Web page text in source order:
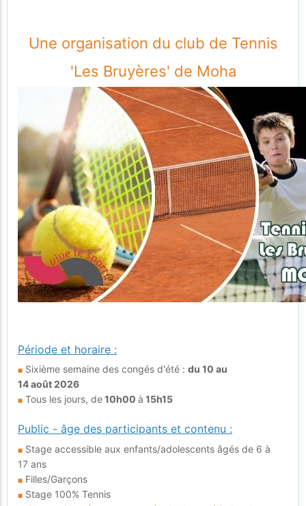
Une organisation du club de Tennis
'Les Bruyères' de Moha
Période et horaire :
■ Sixième semaine des congés d'été : du 10 au
14 août 2026
■ Tous les jours, de10h00 à 15h15
Public - âge des participants et contenu :
■ Stage accessible aux enfants/adolescents âgés de 6 à
17 ans
■ Filles/Garçons
■ Stage 100% Tennis